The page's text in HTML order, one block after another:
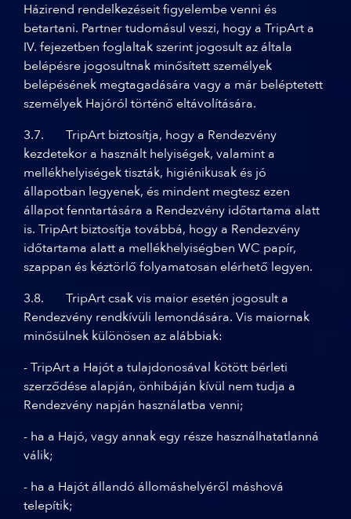
Házirend rendelkezéseit figyelembe venni és
betartani. Partner tudomásul veszi, hogy a TripArt a
IV. fejezetben foglaltak szerint jogosult az általa
belépésre jogosultnak minősített személyek
belépésének megtagadására vagy a már beléptetett
személyek Hajóról történő eltávolítására.
3.7. TripArt biztosítja, hogy a Rendezvény
kezdetekor a használt helyiségek, valamint a
mellékhelyiségek tiszták, higiénikusak és jó
állapotban legyenek, és mindent megtesz ezen
állapot fenntartására a Rendezvény időtartama alatt
is. TripArt biztosítja továbbá, hogy a Rendezvény
időtartama alatt a mellékhelyiségben WC papír,
szappan és kéztörlő folyamatosan elérhető legyen.
3.8. TripArt csak vis maior esetén jogosult a
Rendezvény rendkívüli lemondására. Vis maiornak
minősülnek különösen az alábbiak:
- TripArt a Hajót a tulajdonosával kötött bérleti
szerződése alapján, önhibáján kívül nem tudja a
Rendezvény napján használatba venni;
- ha a Hajó, vagy annak egy része használhatatlanná
válik;
- ha a Hajót állandó állomáshelyéről máshová
telepítik;